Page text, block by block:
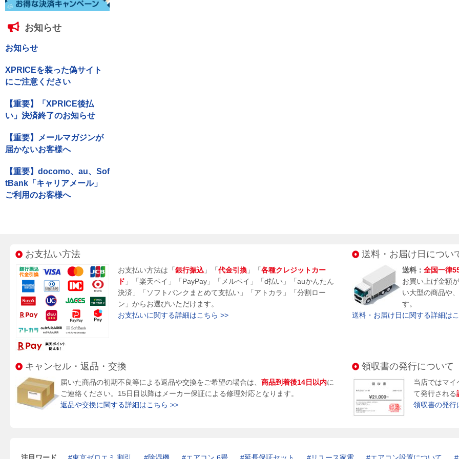
お知らせ
お知らせ
XPRICEを装った偽サイト
にご注意ください
【重要】「XPRICE後払
い」決済終了のお知らせ
【重要】メールマガジンが
届かないお客様へ
【重要】docomo、au、Sof
tBank「キャリアメール」
ご利用のお客様へ
お支払い方法
お支払い方法は「 銀行振込 」「 代金引換 」「 各種クレジットカー
ド 」「楽天ペイ」「PayPay」「メルペイ」「d払い」「auかんたん
決済」「ソフトバンクまとめて支払い」「アトカラ」「分割ロー
ン」からお選びいただけます。
お支払いに関する詳細はこちら >>
送料・お届け日につい
送料： 全国一律
お買い上げ金額
い大型の商品や
す。
送料・お届け日に関する詳細は
キャンセル・返品・交換
届いた商品の初期不良等による返品や交換をご希望の場合は、 商品到着後14日以内に
ご連絡ください。15日目以降はメーカー保証による修理対応となります。
返品や交換に関する詳細はこちら >>
領収書の発行について
当店ではマイ
て発行される
領収書の発行